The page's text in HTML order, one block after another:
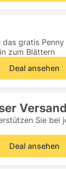
das gratis Penny
zum Blättern
Deal ansehen
Versand
Sie bei
Deal ansehen